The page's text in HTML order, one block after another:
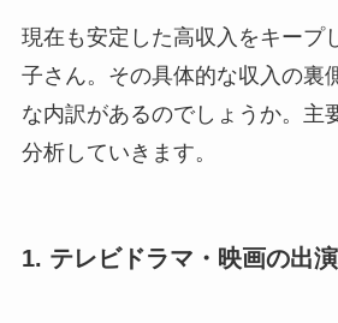
現在も安定した高収入をキープ
子さん。その具体的な収入の裏
な内訳があるのでしょうか。主
分析していきます。
1. テレビドラマ・映画の出演